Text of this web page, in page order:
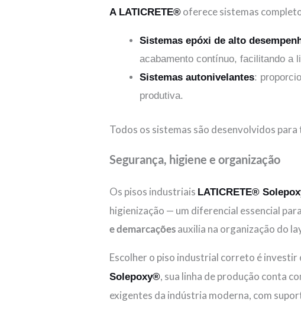
A LATICRETE® oferece sistemas
Sistemas epóxi de alto
acabamento contínuo, facilitando a
Sistemas autonivelantes:
produtiva.
Todos os sistemas são desenvolvidos
Segurança, higiene e organização
Os pisos industriais LATICRETE®
higienização — um diferencial essencial
e demarcaçõesauxilia na organização do
Escolher o piso industrial correto é
Solepoxy®, sua linha de produção conta
exigentes da indústria moderna, com